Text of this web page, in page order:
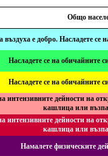
Общо
въздуха е добро. Насладете се
Насладете се на обичайните
Насладете се на обичайните
интензивните дейности на
кашлица или
интензивните дейности на
кашлица или
Намалете физическите